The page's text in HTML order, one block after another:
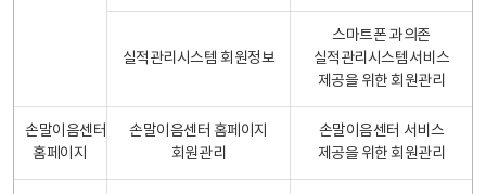
실적관리시스템 회원정보
스마트폰 과의존
실적관리시스템서비스
제공을 위한 회원관리
손말이음센터
홈페이지
손말이음센터 홈페이지
회원관리
손말이음센터 서비스
제공을 위한 회원관리